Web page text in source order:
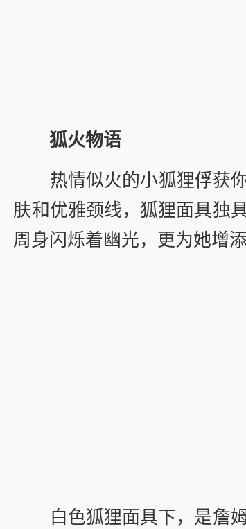
狐火物语
热情似火的小狐狸俘获你
肤和优雅颈线，狐狸面具独
周身闪烁着幽光，更为她增
白色狐狸面具下，是詹姆